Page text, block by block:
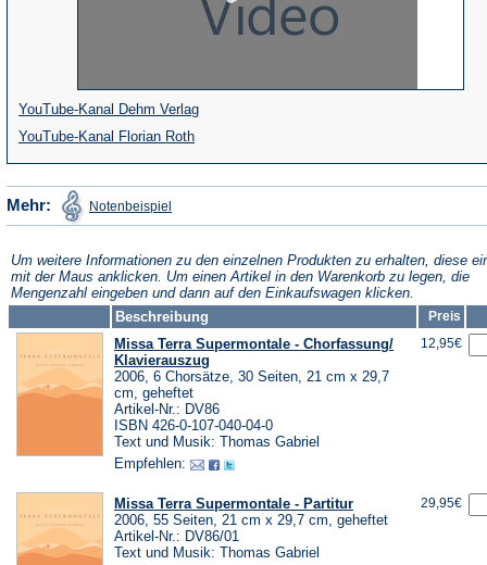
YouTube-Kanal Dehm Verlag(Öffnet
einem
neuen
YouTube-Kanal Florian Roth(Öffnet
in
einem
Mehr: Notenbeispiel in
einem
Tab)
Um weitere Informationen zu den einzelnen Produkten zu erhalten, diese
mit der Maus anklicken. Um einen Artikel in den Warenkorb zu legen, die
Mengenzahl eingeben und dann auf den Einkaufswagen klicken.
Beschreibung
Preis
Missa Terra Supermontale - Chorfassung/
Klavierauszug
2006, 6 Chorsätze, 30 Seiten, 21 cm x 29,7
cm, geheftet
Artikel-Nr.: DV86
ISBN 426-0-107-040-04-0
Text und Musik: Thomas Gabriel
Empfehlen:
12,95€
Missa Terra Supermontale - Partitur
2006, 55 Seiten, 21 cm x 29,7 cm, geheftet
Artikel-Nr.: DV86/01
Text und Musik: Thomas Gabriel
29,95€